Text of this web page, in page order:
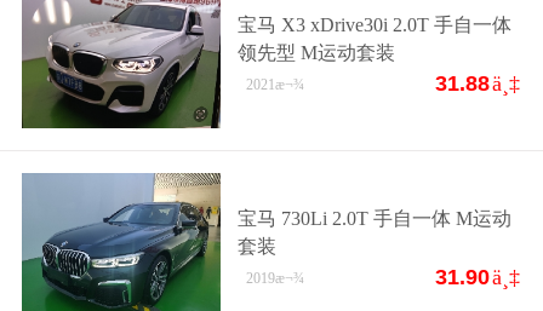
宝马 X3 xDrive30i 2.0T 手自一体
领先型 M运动套装
31.88ä¸‡
2021æ¬¾
宝马 730Li 2.0T 手自一体 M运动
套装
31.90ä¸‡
2019æ¬¾